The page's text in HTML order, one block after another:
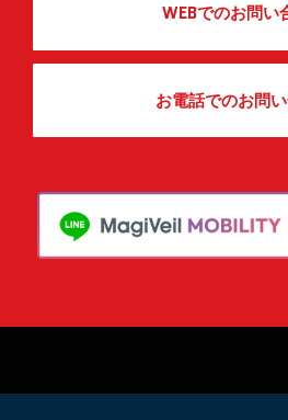
WEBでのお問い
お電話でのお問